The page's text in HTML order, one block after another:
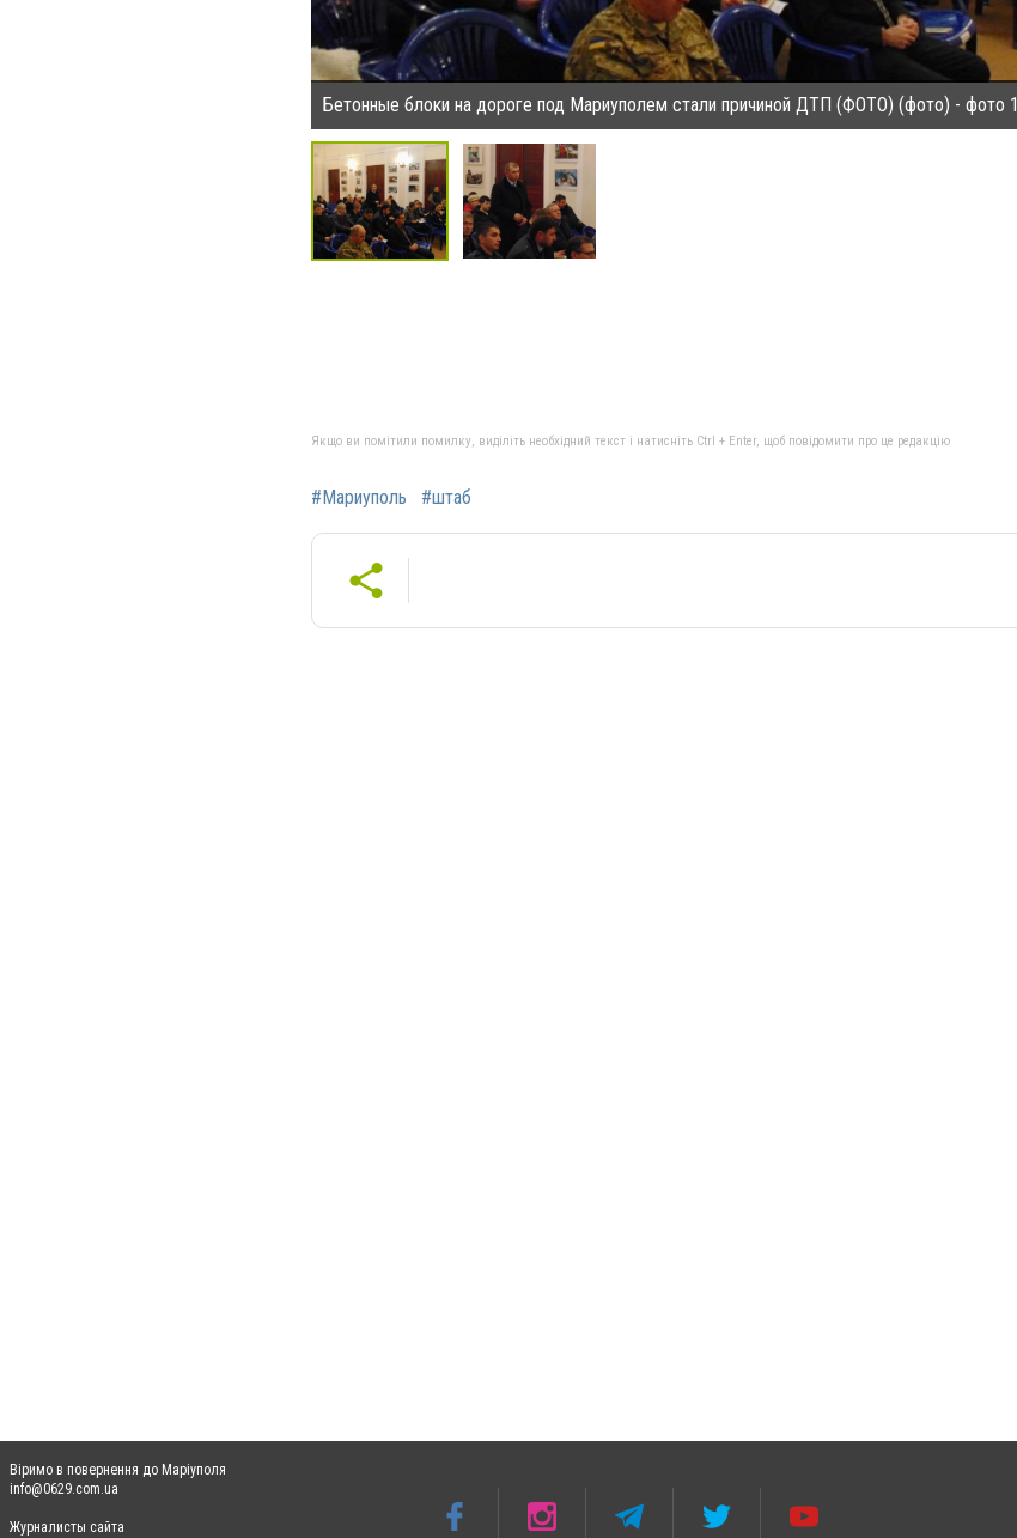
Бетонные блоки на дороге под Мариуполем стали причиной ДТП (ФОТО) (фото) - фото 1
Якщо ви помітили помилку, виділіть необхідний текст і натисніть Ctrl + Enter, щоб повідомити про це редакцію
#Мариуполь #штаб
Віримо в повернення до Маріуполя
info@0629.com.ua
Журналисты сайта